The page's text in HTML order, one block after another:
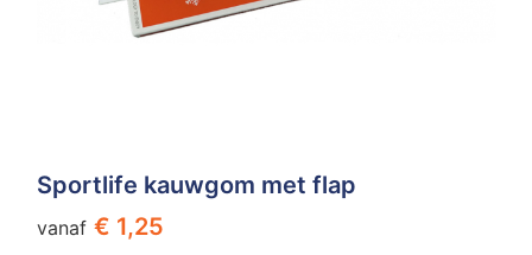
Sportlife kauwgom met flap
vanaf € 1,25